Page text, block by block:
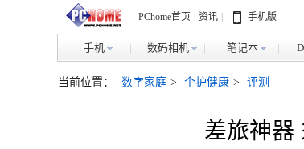
PChome首页 资讯 手机版
手机 数码相机 笔记本
当前位置： 数字家庭 > 个护健康 > 评测
差旅神器